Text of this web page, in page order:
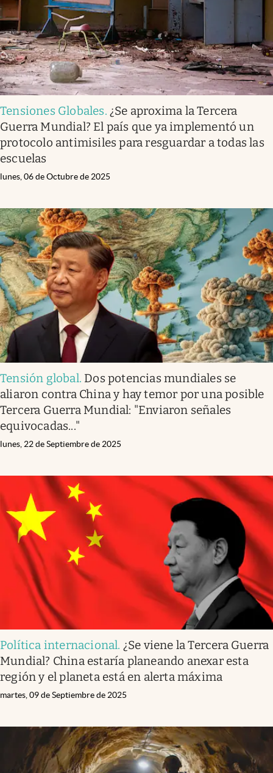
Tensiones Globales. ¿Se aproxima la Tercera
Guerra Mundial? El país que ya implementó un
protocolo antimisiles para resguardar a todas las
escuelas
lunes, 06 de Octubre de 2025
Tensión global. Dos potencias mundiales se
aliaron contra China y hay temor por una posible
Tercera Guerra Mundial: "Enviaron señales
equivocadas..."
lunes, 22 de Septiembre de 2025
Política internacional. ¿Se viene la Tercera Guerra
Mundial? China estaría planeando anexar esta
región y el planeta está en alerta máxima
martes, 09 de Septiembre de 2025